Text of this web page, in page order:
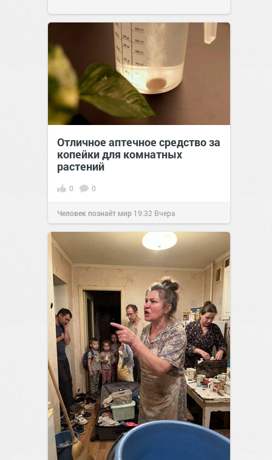
Отличное аптечное средство за
копейки для комнатных
растений
0 0
Человек познаёт мир 19:32 Вчера